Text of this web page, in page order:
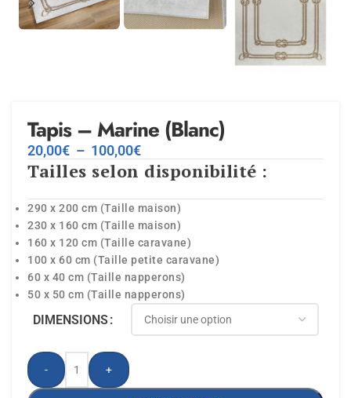
Tapis – Marine (Blanc)
20,00€ – 100,00€
Tailles selon disponibilité :
290 x 200 cm (Taille maison)
230 x 160 cm (Taille maison)
160 x 120 cm (Taille caravane)
100 x 60 cm (Taille petite caravane)
60 x 40 cm (Taille napperons)
50 x 50 cm (Taille napperons)
DIMENSIONS
- +